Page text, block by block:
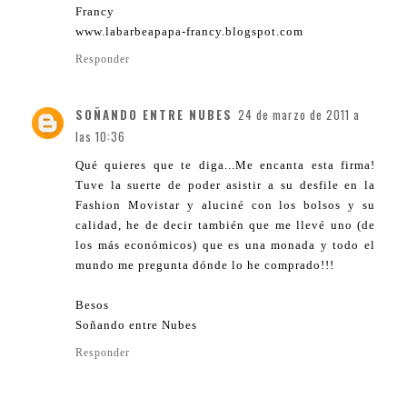
Francy
www.labarbeapapa-francy.blogspot.com
Responder
SOÑANDO ENTRE NUBES 24 de marzo de 2011 a
las 10:36
Qué quieres que te diga...Me encanta esta firma!
Tuve la suerte de poder asistir a su desfile en la
Fashion Movistar y aluciné con los bolsos y su
calidad, he de decir también que me llevé uno (de
los más económicos) que es una monada y todo el
mundo me pregunta dónde lo he comprado!!!
Besos
Soñando entre Nubes
Responder